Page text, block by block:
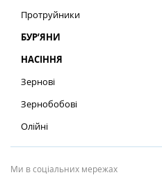
Протруйники
БУР’ЯНИ
НАСІННЯ
Зернові
Зернобобові
Олійні
Ми в соціальних мережах